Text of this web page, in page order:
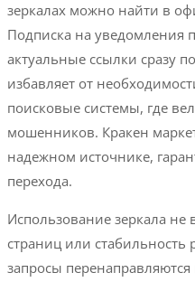
зеркалах можно найти в
Подписка на уведомления
актуальные ссылки сразу
избавляет от
поисковые системы, где
мошенников. Кракен
надежном источнике,
перехода.
Использование зеркала не
страниц или
запросы